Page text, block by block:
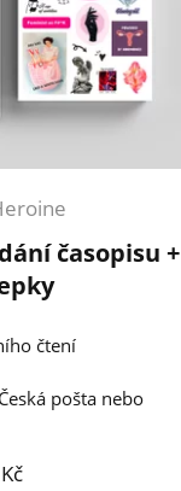
časopisu +
čtení
pošta nebo
Kč